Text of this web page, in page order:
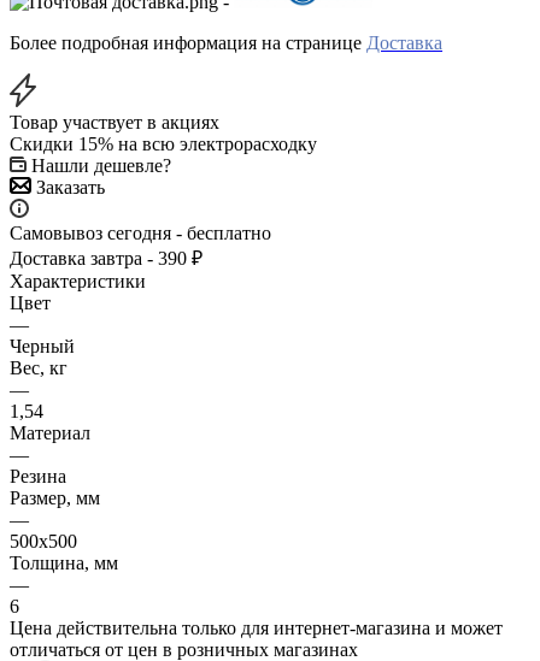
Более подробная информация на странице Доставка
Товар участвует в акциях
Скидки 15% на всю электрорасходку
Нашли дешевле?
Заказать
Самовывоз сегодня - бесплатно
Доставка завтра - 390 ₽
Характеристики
Цвет
—
Черный
Вес, кг
—
1,54
Материал
—
Резина
Размер, мм
—
500x500
Толщина, мм
—
6
Цена действительна только для интернет-магазина и может
отличаться от цен в розничных магазинах